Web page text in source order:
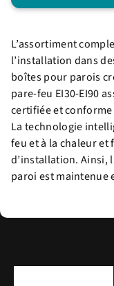
L’assortiment
l’installation dans
boîtes pour parois
pare-feu EI30-EI90
certifiée et
La technologie
feu et à la chaleur
d’installation. Ainsi,
paroi est maintenue